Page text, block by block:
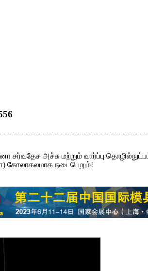
சர்வதேச அச்சு மற்றும் வார்ப்பு
கோலாகலமாக நடைபெறும்!